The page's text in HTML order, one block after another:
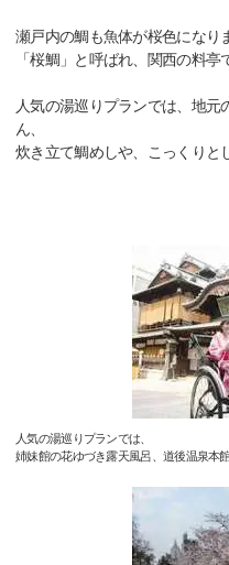
瀬戸内の鯛も魚体が桜色になり
「桜鯛」と呼ばれ、関西の料亭
人気の湯巡りプランでは、地
ん、
炊き立て鯛めしや、こっくりと
人気の湯巡りプランでは、
姉妹館の花ゆづき露天風呂、道後温泉本